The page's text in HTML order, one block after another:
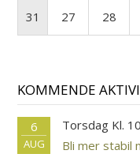
31 27 28
KOMMENDE
6
AUG
Torsdag Kl.
Bli mer stabil